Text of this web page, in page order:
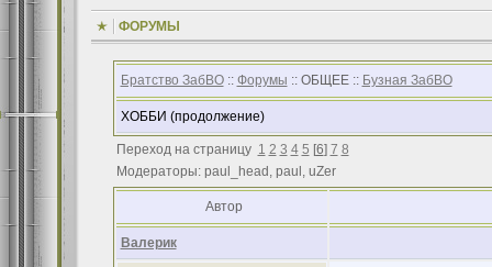
ФОРУМЫ
Братство ЗабВО:: Форумы :: ОБЩЕЕ :: Бузная ЗабВО
ХОББИ (продолжение)
Переход на страницу 1 2 3 4 5 [6] 7 8
Модераторы: paul_head, paul, uZer
Автор
Валерик